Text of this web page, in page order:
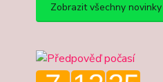
Zobrazit všechny novinky